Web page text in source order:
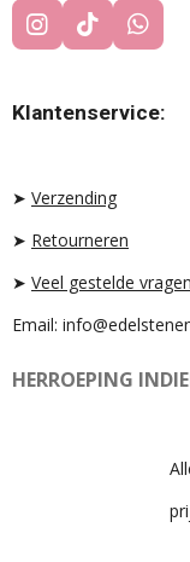
I
N
T
A
A
T
I
T
O
W
H
T
S
Klantenservice:
➤ Verzending
➤ Retourneren
➤ Veel gestelde vragen
Email:
HERROEPING